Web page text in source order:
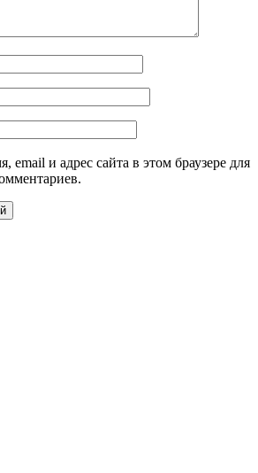
email и адрес сайта в этом браузере для